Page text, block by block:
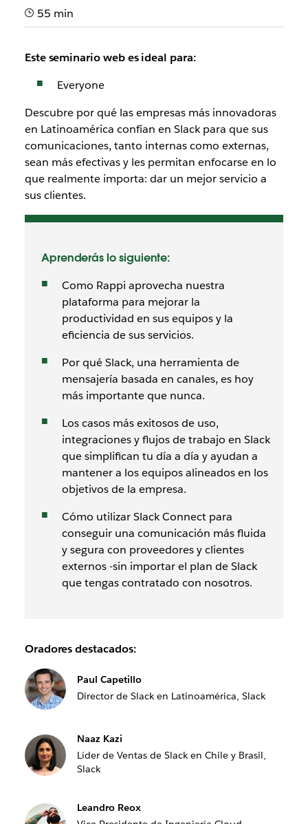
55 min
Este seminario web es ideal para:
Everyone
Descubre por qué las empresas más innovadoras
en Latinoamérica confían en Slack para que sus
comunicaciones, tanto internas como externas,
sean más efectivas y les permitan enfocarse en lo
que realmente importa: dar un mejor servicio a
sus clientes.
Aprenderás lo siguiente:
Como Rappi aprovecha nuestra
plataforma para mejorar la
productividad en sus equipos y la
eficiencia de sus servicios.
Por qué Slack, una herramienta de
mensajería basada en canales, es hoy
más importante que nunca.
Los casos más exitosos de uso,
integraciones y flujos de trabajo en Slack
que simplifican tu día a día y ayudan a
mantener a los equipos alineados en los
objetivos de la empresa.
Cómo utilizar Slack Connect para
conseguir una comunicación más fluida
y segura con proveedores y clientes
externos -sin importar el plan de Slack
que tengas contratado con nosotros.
Oradores destacados:
Paul Capetillo
Director de Slack en Latinoamérica, Slack
Naaz Kazi
Líder de Ventas de Slack en Chile y Brasil,
Slack
Leandro Reox